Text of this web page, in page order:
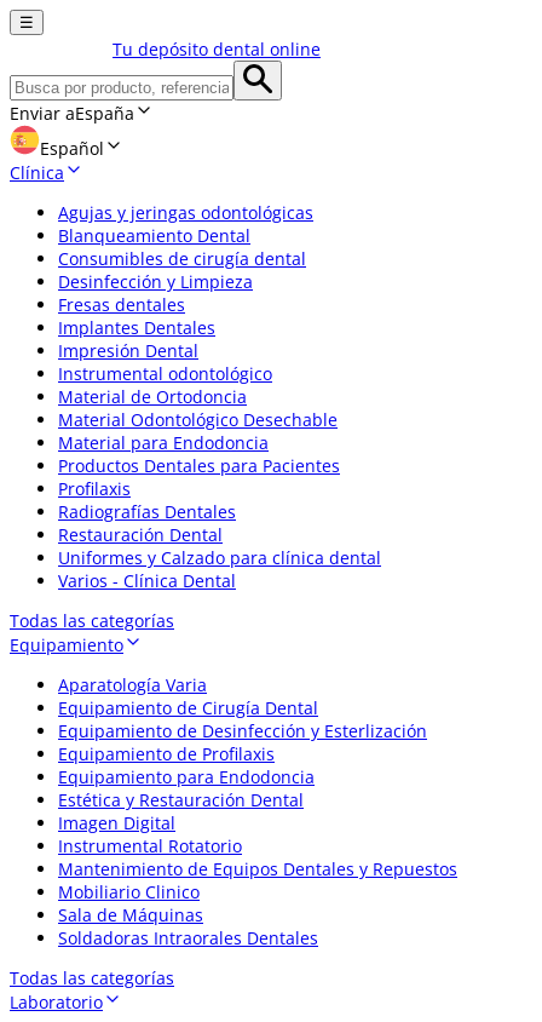
☰
Tu depósito dental online
Enviar aEspaña
Español
Clínica
Agujas y jeringas odontológicas
Blanqueamiento Dental
Consumibles de cirugía dental
Desinfección y Limpieza
Fresas dentales
Implantes Dentales
Impresión Dental
Instrumental odontológico
Material de Ortodoncia
Material Odontológico Desechable
Material para Endodoncia
Productos Dentales para Pacientes
Profilaxis
Radiografías Dentales
Restauración Dental
Uniformes y Calzado para clínica dental
Varios - Clínica Dental
Todas las categorías
Equipamiento
Aparatología Varia
Equipamiento de Cirugía Dental
Equipamiento de Desinfección y Esterlización
Equipamiento de Profilaxis
Equipamiento para Endodoncia
Estética y Restauración Dental
Imagen Digital
Instrumental Rotatorio
Mantenimiento de Equipos Dentales y Repuestos
Mobiliario Clinico
Sala de Máquinas
Soldadoras Intraorales Dentales
Todas las categorías
Laboratorio